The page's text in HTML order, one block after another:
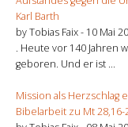
Karl Barth
by Tobias Faix - 10 Mai
. Heute vor 140 Jahren
geboren. Und er ist ...
Mission als Herzschlag
Bibelarbeit zu Mt 28,16-